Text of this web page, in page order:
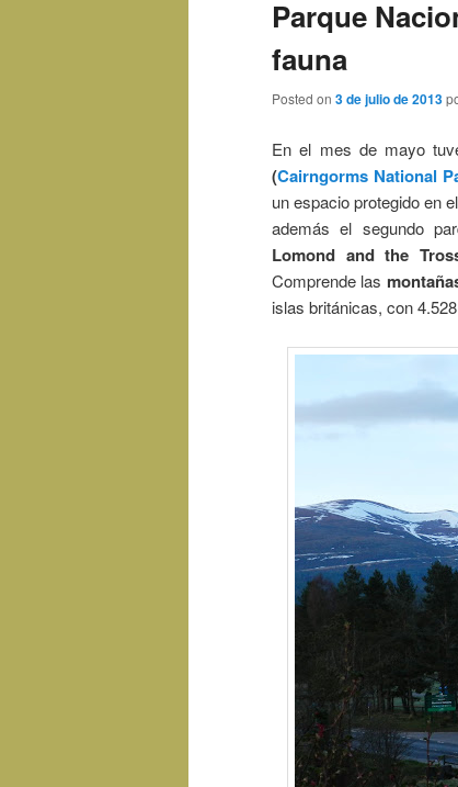
Parque
fauna
Posted on 3 de julio de 2013
En el mes de mayo
(Cairngorms National
un espacio protegido en
además el segundo
Lomond and the
Comprende las
islas británicas, con